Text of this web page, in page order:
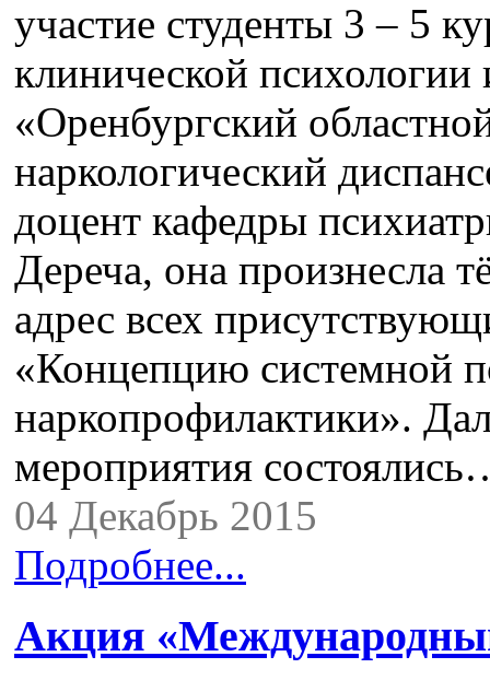
участие студенты 3 – 5
клинической
«Оренбургский
наркологический
доцент кафедры
Дереча, она произнесла
адрес всех
«Концепцию системной
наркопрофилактики».
мероприятия
04 Декабрь 2015
Подробнее...
Акция